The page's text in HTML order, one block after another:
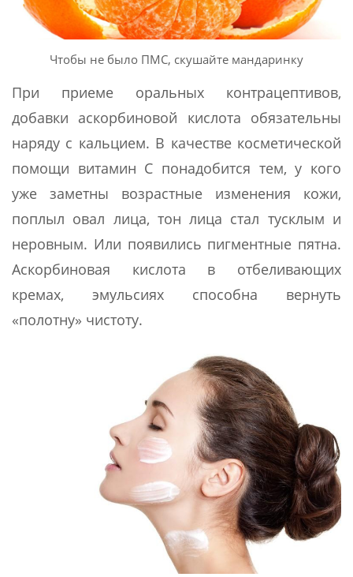
Чтобы не было ПМС, скушайте мандаринку
При приеме оральных контрацептивов,
добавки аскорбиновой кислота обязательны
наряду с кальцием. В качестве косметической
помощи витамин С понадобится тем, у кого
уже заметны возрастные изменения кожи,
поплыл овал лица, тон лица стал тусклым и
неровным. Или появились пигментные пятна.
Аскорбиновая кислота в отбеливающих
кремах, эмульсиях способна вернуть
«полотну» чистоту.